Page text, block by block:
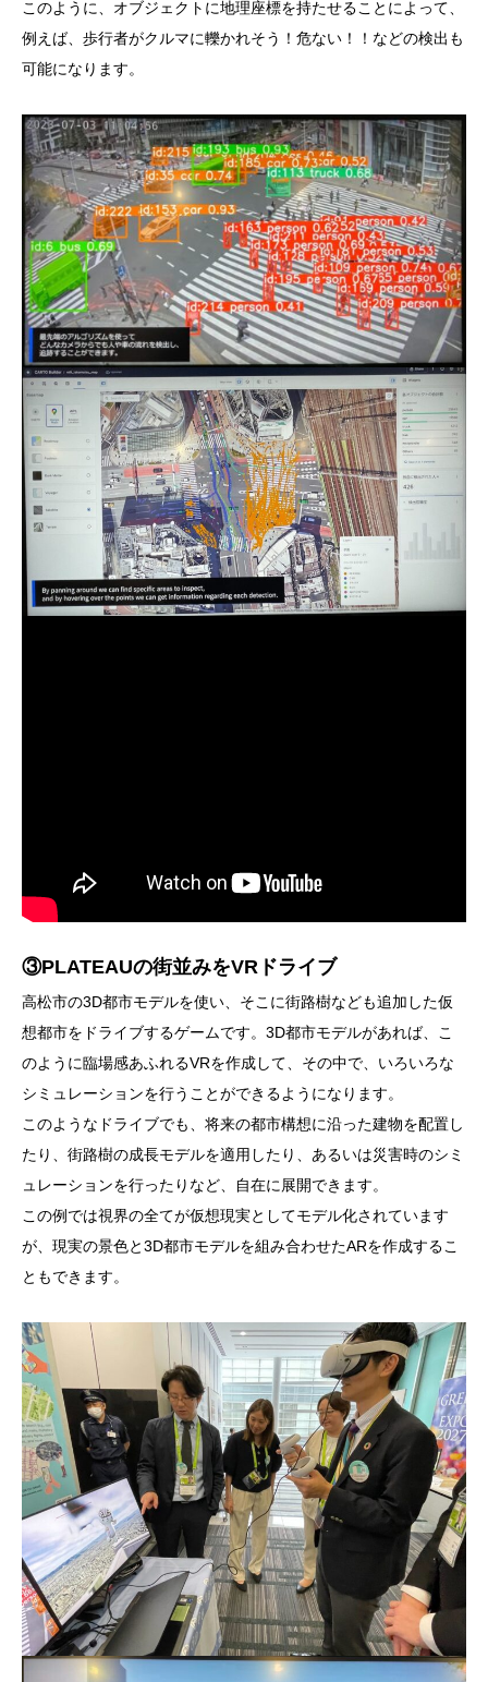
このように、オブジェクトに地理座標を持たせることによって、
例えば、歩行者がクルマに轢かれそう！危ない！！などの検出も
可能になります。
③PLATEAUの街並みをVRドライブ
高松市の3D都市モデルを使い、そこに街路樹なども追加した仮
想都市をドライブするゲームです。3D都市モデルがあれば、こ
のように臨場感あふれるVRを作成して、その中で、いろいろな
シミュレーションを行うことができるようになります。
このようなドライブでも、将来の都市構想に沿った建物を配置し
たり、街路樹の成長モデルを適用したり、あるいは災害時のシミ
ュレーションを行ったりなど、自在に展開できます。
この例では視界の全てが仮想現実としてモデル化されています
が、現実の景色と3D都市モデルを組み合わせたARを作成するこ
ともできます。